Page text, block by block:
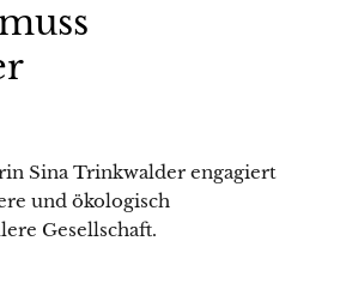
Sina Trinkwalder engagiert
und ökologisch
Gesellschaft.